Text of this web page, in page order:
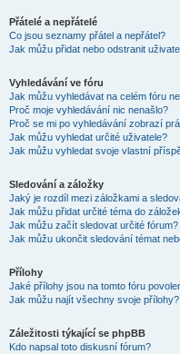
Přátelé a nepřátelé
Co jsou seznamy přátel a nepřátel?
Jak můžu přidat nebo odstranit
Vyhledávání ve fóru
Jak můžu vyhledávat na celém fóru
Proč moje vyhledávání nic nenašlo?
Proč se mi po vyhledávání zobrazí
Jak můžu vyhledat určité uživatele?
Jak můžu vyhledat svoje vlastní
Sledování a záložky
Jaký je rozdíl mezi záložkami a
Jak můžu přidat určité téma do
Jak můžu začít sledovat určité fórum?
Jak můžu ukončit sledování témat
Přílohy
Jaké přílohy jsou na tomto fóru
Jak můžu najít všechny svoje přílohy?
Záležitosti týkající se phpBB
Kdo napsal toto diskusní fórum?